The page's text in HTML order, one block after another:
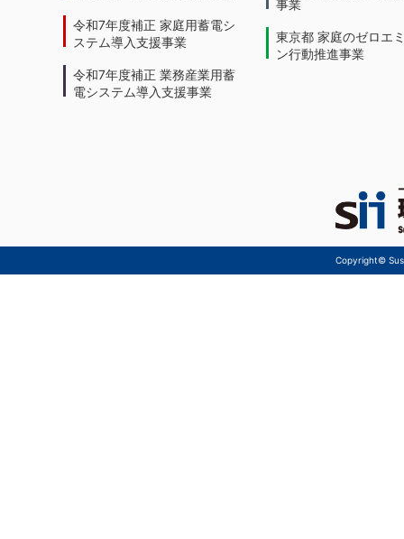
令和7年度補正 家庭用蓄電シ
ステム導入支援事業
令和7年度補正 業務産業用蓄
電システム導入支援事業
事業
東京都 家庭のゼロエ
ン行動推進事業
Copyright©